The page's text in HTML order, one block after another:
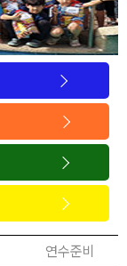
연수준비